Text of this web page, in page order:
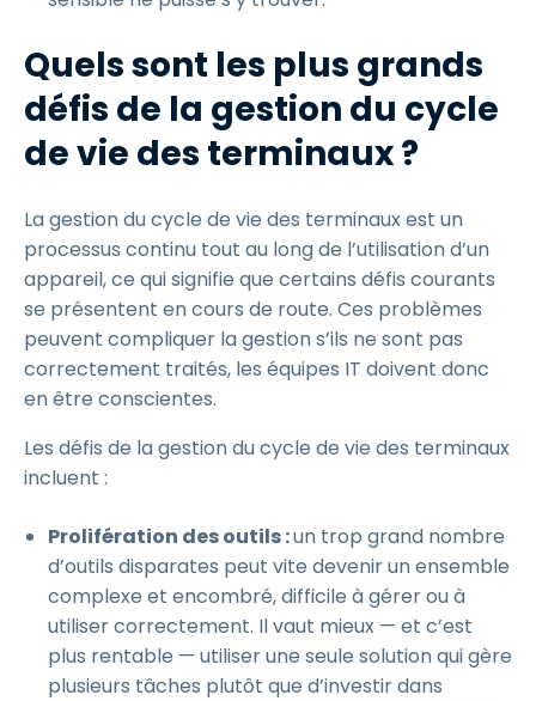
Quels sont les plus grands
défis de la gestion du cycle
de vie des terminaux ?
La gestion du cycle de vie des terminaux est un
processus continu tout au long de l’utilisation d’un
appareil, ce qui signifie que certains défis courants
se présentent en cours de route. Ces problèmes
peuvent compliquer la gestion s’ils ne sont pas
correctement traités, les équipes IT doivent donc
en être conscientes.
Les défis de la gestion du cycle de vie des terminaux
incluent :
Prolifération des outils :un trop grand nombre
d’outils disparates peut vite devenir un ensemble
complexe et encombré, difficile à gérer ou à
utiliser correctement. Il vaut mieux — et c’est
plus rentable — utiliser une seule solution qui gère
plusieurs tâches plutôt que d’investir dans